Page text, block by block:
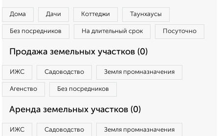
Дома Дачи Коттеджи Таунхаусы
Без посредников На длительный срок Посуточно
Продажа земельных участков (0)
ИЖС Садоводство Земля промназначения
Агенство Без посредников
Аренда земельных участков (0)
ИЖС Садоводство Земля промназначения